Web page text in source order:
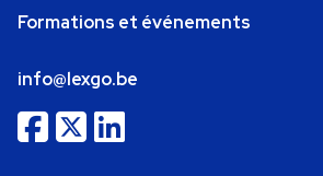
Formations et événements
info@lexgo.be